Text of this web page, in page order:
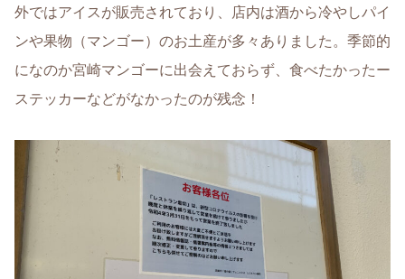
外ではアイスが販売されており、店内は酒から冷やしパイ
ンや果物（マンゴー）のお土産が多々ありました。季節的
になのか宮崎マンゴーに出会えておらず、食べたかったー
ステッカーなどがなかったのが残念！